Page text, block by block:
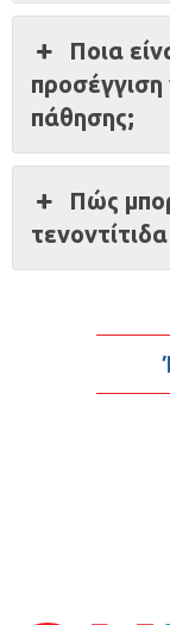
Ποια
προσέγγιση
πάθησης;
Πώς